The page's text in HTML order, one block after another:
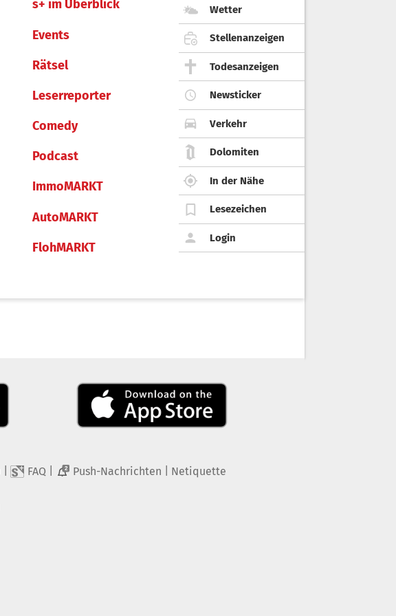
s+ im Überblick
Events
Rätsel
Leserreporter
Comedy
Podcast
ImmoMARKT
AutoMARKT
FlohMARKT
Wetter
Stellenanzeigen
Todesanzeigen
Newsticker
Verkehr
Dolomiten
In der Nähe
Lesezeichen
Login
FAQ 2 Push-Nachrichten Netiquette